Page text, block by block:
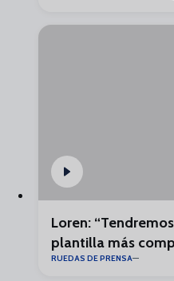
Loren:
plantilla más
RUEDAS DE PRENSA